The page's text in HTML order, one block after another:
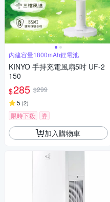
內建容量1800mAh鋰電池
KINYO 手持充電風扇5吋 UF-2
150
$285 $299
5 (2)
限時下殺 券
加入購物車